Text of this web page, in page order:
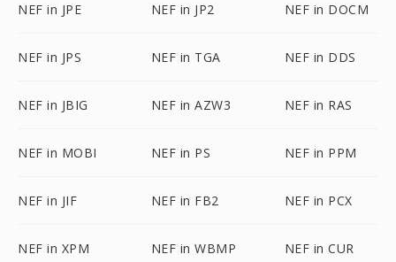
NEF in JPE NEF in JP2 NEF in DOCM
NEF in JPS NEF in TGA NEF in DDS
NEF in JBIG NEF in AZW3 NEF in RAS
NEF in MOBI NEF in PS NEF in PPM
NEF in JIF NEF in FB2 NEF in PCX
NEF in XPM NEF in WBMP NEF in CUR